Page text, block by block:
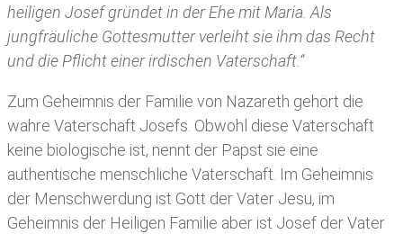
heiligen Josef gründet in der Ehe mit Maria. Als
jungfräuliche Gottesmutter verleiht sie ihm das Recht
und die Pflicht einer irdischen Vaterschaft.“
Zum Geheimnis der Familie von Nazareth gehört die
wahre Vaterschaft Josefs. Obwohl diese Vaterschaft
keine biologische ist, nennt der Papst sie eine
authentische menschliche Vaterschaft. Im Geheimnis
der Menschwerdung ist Gott der Vater Jesu, im
Geheimnis der Heiligen Familie aber ist Josef der Vater